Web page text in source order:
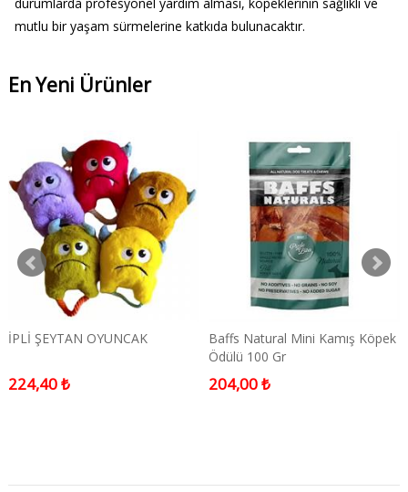
mutlu bir yaşam sürmelerine katkıda bulunacaktır.
En Yeni Ürünler
İPLİ ŞEYTAN OYUNCAK
224,40 ₺
Baffs Natural Mini Kamış Köpek
Ödülü 100 Gr
204,00 ₺